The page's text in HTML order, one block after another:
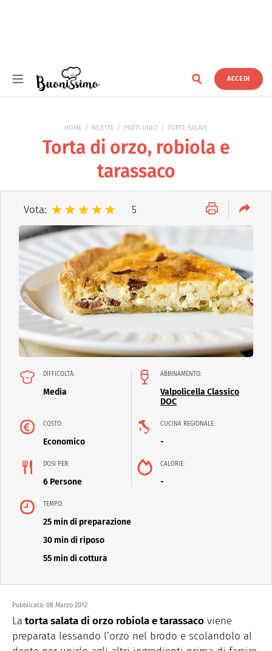
ACCEDI
HOME RICETTE PIATTI UNICI TORTE SALATE
Torta di orzo, robiola e
tarassaco
Vota: 5
DIFFICOLTÀ:
Media
ABBINAMENTO:
Valpolicella Classico
DOC
COSTO:
Economico
CUCINA REGIONALE:
-
DOSI PER:
6 Persone
CALORIE:
-
TEMPO:
25 min di preparazione
30 min di riposo
55 min di cottura
Pubblicato: 08 Marzo 2012
La torta salata di orzo robiola e tarassaco viene
preparata lessando l’orzo nel brodo e scolandolo al